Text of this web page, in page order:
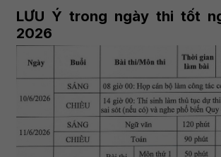
LƯU Ý trong ngày thi tốt
2026